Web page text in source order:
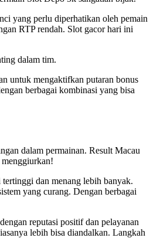
yang perlu diperhatikan oleh pemain
RTP rendah. Slot gacor hari ini
dalam tim.
untuk mengaktifkan putaran bonus
berbagai kombinasi yang bisa
dalam permainan. Result Macau
dan menang lebih banyak.
yang curang. Dengan berbagai
reputasi positif dan pelayanan
lebih bisa diandalkan. Langkah